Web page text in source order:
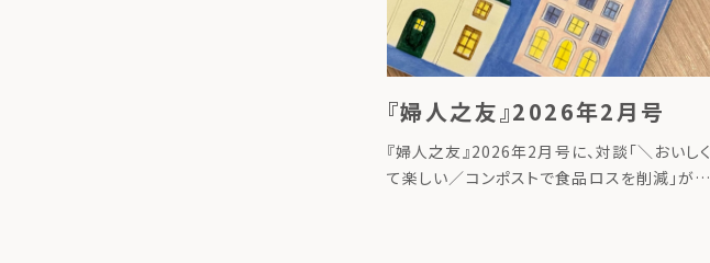
『婦人之友』2026年2月号
『婦人之友』2026年2月号に、対談「＼おいしく
て楽しい／コンポストで食品ロスを削減」が掲